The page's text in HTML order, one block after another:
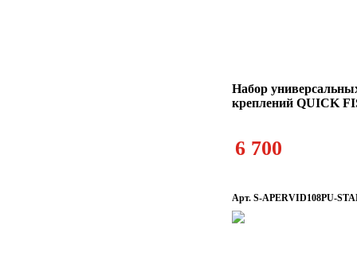
Набор
креплений QUICK
6 700
Арт. S-APERVID108PU-